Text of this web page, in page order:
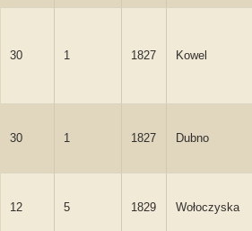
30 1 1827 Kowel
30 1 1827 Dubno
12 5 1829 Wołoczyska